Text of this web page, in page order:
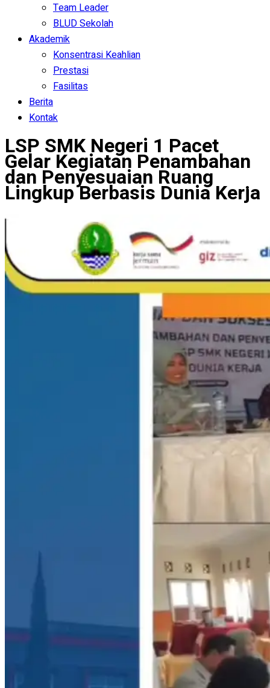
Team Leader
BLUD Sekolah
Akademik
Konsentrasi Keahlian
Prestasi
Fasilitas
Berita
Kontak
LSP SMK Negeri 1 Pacet
Gelar Kegiatan Penambahan
dan Penyesuaian Ruang
Lingkup Berbasis Dunia Kerja